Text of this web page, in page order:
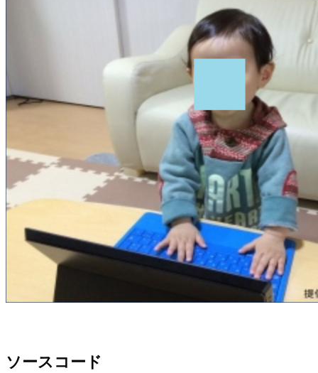
ソースコード